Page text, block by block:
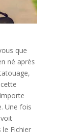
que
né après
Une fois
Fichier